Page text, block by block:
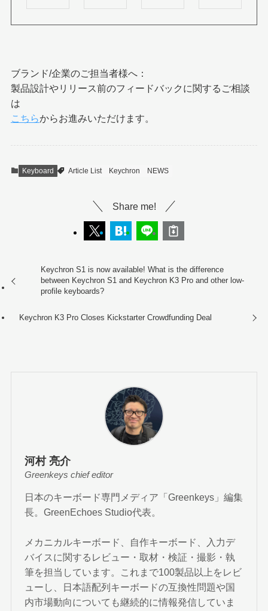
ブランド/企業のご担当者様へ：
製品設計やリリース前のフィードバックに関するご相談
は
こちらからお進みいただけます。
Keyboard Article List Keychron NEWS
Share me!
Keychron S1 is now available! What is the difference
between Keychron S1 and Keychron K3 Pro and other low-
profile keyboards?
Keychron K3 Pro Closes Kickstarter Crowdfunding Deal
河村 亮介
Greenkeys chief editor
日本のキーボード専門メディア「Greenkeys」編集
長。GreenEchoes Studio代表。
メカニカルキーボード、自作キーボード、入力デ
バイスに関するレビュー・取材・検証・撮影・執
筆を担当しています。これまで100製品以上をレビ
ューし、日本語配列キーボードの互換性問題や国
内市場動向についても継続的に情報発信していま